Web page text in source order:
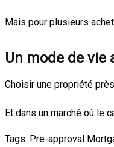
Mais pour plusieurs
Un mode de vie
Choisir une propriété
Et dans un marché où le
Tags: Pre-approval